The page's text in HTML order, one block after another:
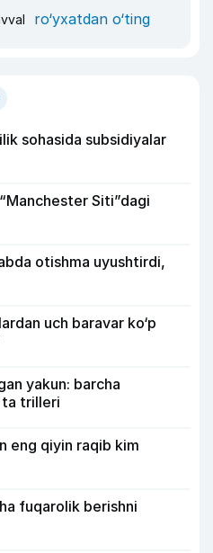
ro‘yxatdan o‘ting
sohasida subsidiyalar
Siti”dagi
otishma uyushtirdi,
uch baravar ko‘p
yakun: barcha
ta trilleri
eng qiyin raqib kim
fuqarolik berishni